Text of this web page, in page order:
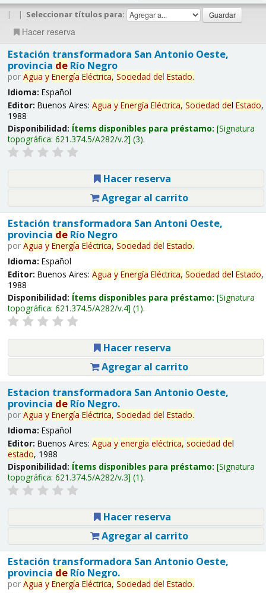
| | Seleccionar títulos para:
Hacer reserva
Estación transformadora San Antonio Oeste,
provincia deRío Negro
por Agua y Energía Eléctrica, Sociedad del Estado.
Idioma: Español
Editor: Buenos Aires: Agua y Energía Eléctrica, Sociedad del Estado,
1988
Disponibilidad: Ítems disponibles para préstamo: Signatura
topográfica: 621.374.5/A282/v.2 (3).
Hacer reserva
Agregar al carrito
Estación transformadora San Antoni Oeste,
provincia deRío Negro
por Agua y Energía Eléctrica, Sociedad del Estado.
Idioma: Español
Editor: Buenos Aires: Agua y Energía Eléctrica, Sociedad del Estado,
1988
Disponibilidad: Ítems disponibles para préstamo: Signatura
topográfica: 621.374.5/A282/v.4 (1).
Hacer reserva
Agregar al carrito
Estacion transformadora San Antonio Oeste,
provincia deRío Negro.
por Agua y Energía Eléctrica, Sociedad del Estado.
Idioma: Español
Editor: Buenos Aires: Agua y energía eléctrica, sociedad del
estado, 1988
Disponibilidad: Ítems disponibles para préstamo: Signatura
topográfica: 621.374.5/A282/v.3 (1).
Hacer reserva
Agregar al carrito
Estación transformadora San Antonio Oeste,
provincia deRío Negro.
por Agua y Energía Eléctrica, Sociedad del Estado.